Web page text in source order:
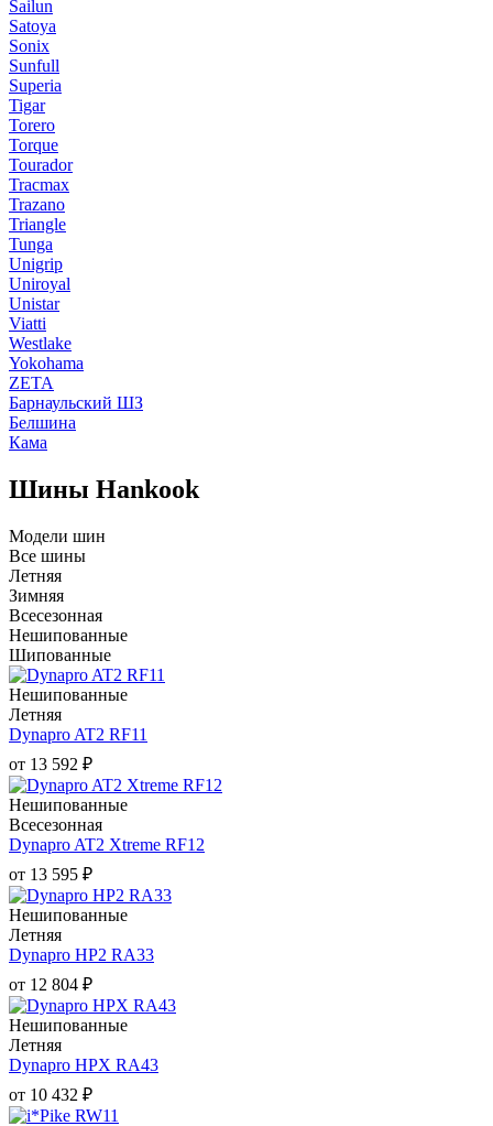
Sailun
Satoya
Sonix
Sunfull
Superia
Tigar
Torero
Torque
Tourador
Tracmax
Trazano
Triangle
Tunga
Unigrip
Uniroyal
Unistar
Viatti
Westlake
Yokohama
ZETA
Барнаульский ШЗ
Белшина
Кама
Шины Hankook
Модели шин
Все шины
Летняя
Зимняя
Всесезонная
Нешипованные
Шипованные
Нешипованные
Летняя
Dynapro AT2 RF11
от 13 592 ₽
Нешипованные
Всесезонная
Dynapro AT2 Xtreme RF12
от 13 595 ₽
Нешипованные
Летняя
Dynapro HP2 RA33
от 12 804 ₽
Нешипованные
Летняя
Dynapro HPX RA43
от 10 432 ₽